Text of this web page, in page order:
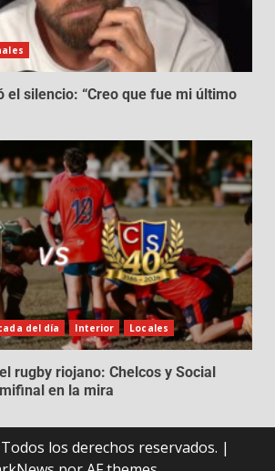
el silencio: “Creo que fue mi último
del día Interior Locales
rugby riojano: Chelcos y Social
en la mira
los derechos reservados. |